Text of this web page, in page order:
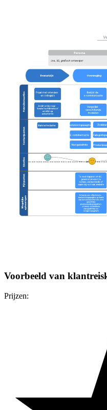
Voorbeeld van
Prijzen: